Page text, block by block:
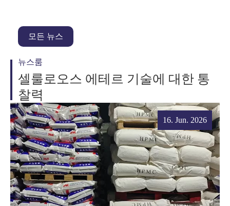
모든 뉴스
뉴스룸
셀룰로오스 에테르 기술에 대한 통
찰력
16. Jun. 2026